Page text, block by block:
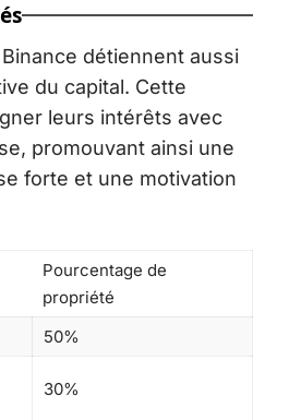
détiennent aussi
du capital. Cette
leurs intérêts avec
promouvant ainsi une
forte et une motivation
Pourcentage de
propriété
50%
30%